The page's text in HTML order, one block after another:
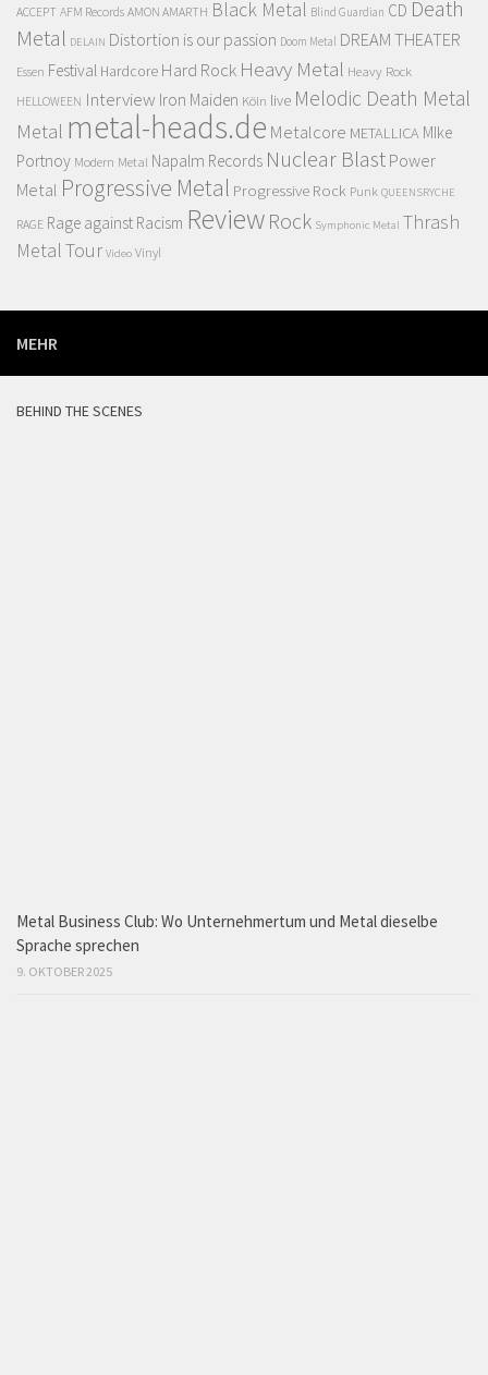
ACCEPT AFM Records AMON AMARTH Black Metal Blind Guardian CD Death
Metal DELAIN Distortion is our passion Doom Metal DREAM THEATER
Essen Festival Hardcore Hard Rock Heavy Metal Heavy Rock
HELLOWEEN Interview Iron Maiden Köln live Melodic Death Metal
Metal metal-heads.de Metalcore METALLICA MIke
Portnoy Modern Metal Napalm Records Nuclear Blast Power
Metal Progressive Metal Progressive Rock Punk QUEENSRYCHE
RAGE Rage against Racism Review Rock Symphonic Metal Thrash
MetalTour Video Vinyl
MEHR
BEHIND THE SCENES
Metal Business Club: Wo Unternehmertum und Metal dieselbe
Sprache sprechen
9. OKTOBER 2025